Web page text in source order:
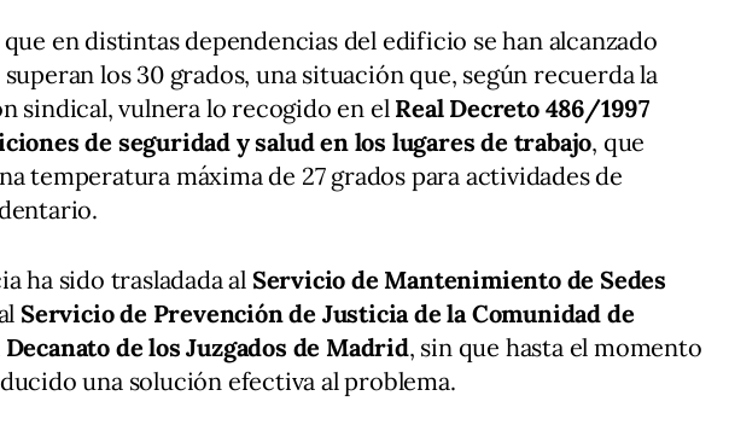
que en distintas dependencias del edificio se han alcanzado
los 30 grados, una situación que, según recuerda la
sindical, vulnera lo recogido en elReal Decreto 486/1997
de seguridad y salud en los lugares de trabajo, que
temperatura máxima de 27 grados para actividades de
ha sido trasladada al Servicio de Mantenimiento de Sedes
Servicio de Prevención de Justicia de la Comunidad de
Decanato de los Juzgados de Madrid, sin que hasta el momento
una solución efectiva al problema.